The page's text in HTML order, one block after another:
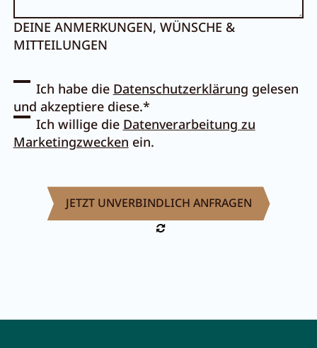
Pachmair 1453
Gastgeber
Urlaub mit Hund
DEINE ANMERKUNGEN, WÜNSCHE &
MITTEILUNGEN
Ich habe die Datenschutzerklärung gelesen
und akzeptiere diese.*
Ich willige die Datenverarbeitung zu
Marketingzwecken ein.